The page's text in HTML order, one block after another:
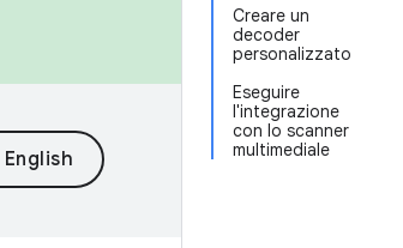
Creare un
decoder
personalizzato
Eseguire
l'integrazione
con lo scanner
multimediale